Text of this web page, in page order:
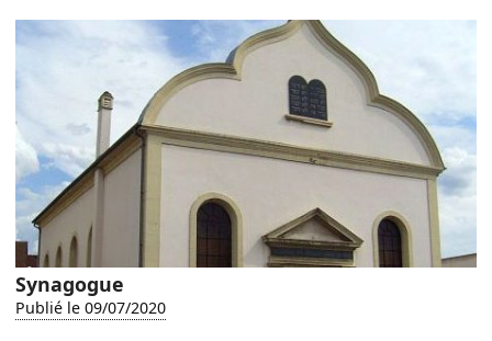
Synagogue
Publié le 09/07/2020